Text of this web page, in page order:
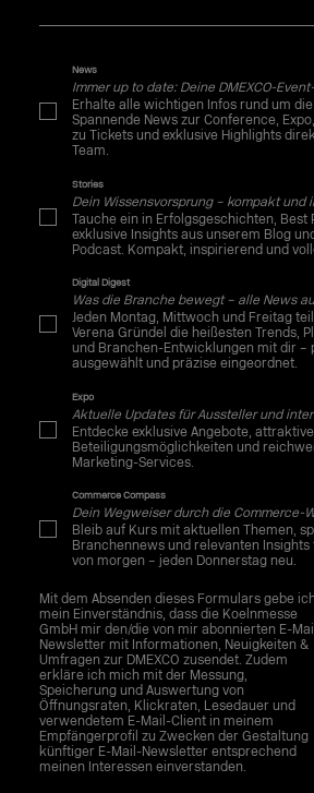
News
Immer up to date: Deine DMEXCO-
Erhalte alle wichtigen Infos rund um die
Spannende News zur Conference,
zu Tickets und exklusive Highlights
Team.
Stories
Dein Wissensvorsprung – kompakt und
Tauche ein in Erfolgsgeschichten, Best
exklusive Insights aus unserem Blog
Podcast. Kompakt, inspirierend und
Digital Digest
Was die Branche bewegt – alle News
Jeden Montag, Mittwoch und Freitag
Verena Gründel die heißesten Trends,
und Branchen-Entwicklungen mit dir –
ausgewählt und präzise eingeordnet.
Expo
Aktuelle Updates für Aussteller und
Entdecke exklusive Angebote, attraktive
Beteiligungsmöglichkeiten und
Marketing-Services.
Commerce Compass
Dein Wegweiser durch die Commerce-
Bleib auf Kurs mit aktuellen Themen,
Branchennews und relevanten Insights
von morgen – jeden Donnerstag neu.
Mit dem Absenden dieses Formulars gebe
mein Einverständnis, dass die Koelnmesse
GmbH mir den/die von mir abonnierten E-
Newsletter mit Informationen, Neuigkeiten &
Umfragen zur DMEXCO zusendet. Zudem
erkläre ich mich mit der Messung,
Speicherung und Auswertung von
Öffnungsraten, Klickraten, Lesedauer und
verwendetem E-Mail-Client in meinem
Empfängerprofil zu Zwecken der Gestaltung
künftiger E-Mail-Newsletter entsprechend
meinen Interessen einverstanden.